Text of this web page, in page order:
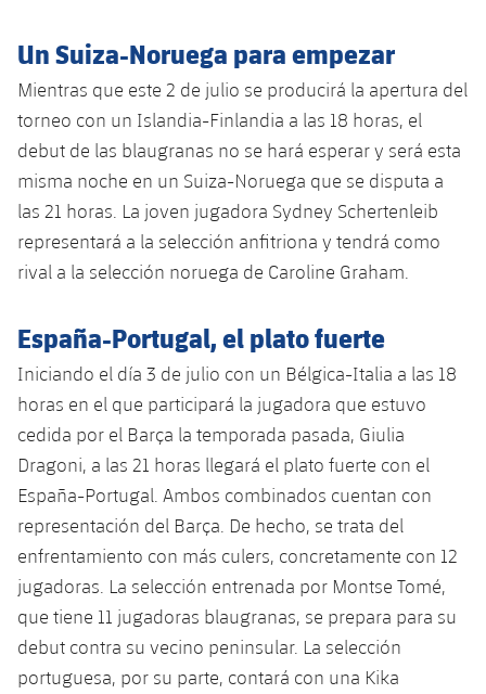
Estadi Johan Cruyff
Barça Cafe
La Masia
plusicon
más
Servicios
Servicios Médicos
Accesibilidad
plusicon
más
Acreditaciones
Instalaciones
Un Suiza-Noruega para empezar
Mientras que este 2 de julio se producirá la apertura del
torneo con un Islandia-Finlandia a las 18 horas, el
debut de las blaugranas no se hará esperar y será esta
misma noche en un Suiza-Noruega que se disputa a
las 21 horas. La joven jugadora Sydney Schertenleib
representará a la selección anfitriona y tendrá como
rival a la selección noruega de Caroline Graham.
España-Portugal, el plato fuerte
Iniciando el día 3 de julio con un Bélgica-Italia a las 18
horas en el que participará la jugadora que estuvo
cedida por el Barça la temporada pasada, Giulia
Dragoni, a las 21 horas llegará el plato fuerte con el
España-Portugal. Ambos combinados cuentan con
representación del Barça. De hecho, se trata del
enfrentamiento con más culers, concretamente con 12
jugadoras. La selección entrenada por Montse Tomé,
que tiene 11 jugadoras blaugranas, se prepara para su
debut contra su vecino peninsular. La selección
portuguesa, por su parte, contará con una Kika